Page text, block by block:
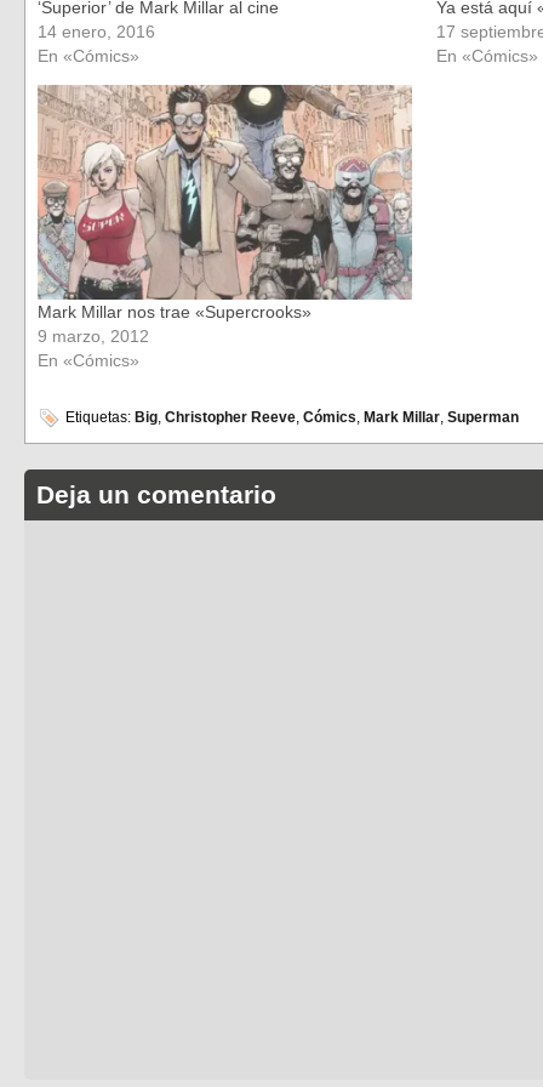
‘Superior’ de Mark Millar al cine
14 enero, 2016
En «Cómics»
Ya está aquí
17
En «Cómics»
Mark Millar nos trae «Supercrooks»
9 marzo, 2012
En «Cómics»
Etiquetas: Big, Christopher Reeve, Cómics, Mark Millar, Superman
Deja un comentario